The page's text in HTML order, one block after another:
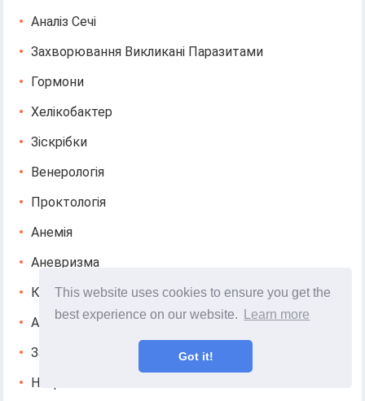
This website uses cookies to ensure you get the
best experience on our website.
Learn more
Got it!
Аналіз Сечі
Захворювання Викликані Паразитами
Гормони
Хелікобактер
Зіскрібки
Венерологія
Проктологія
Анемія
Аневризма
Косметологічні Дефекти Шкіри
Ангіна
Захворювання Нирок
Набряк